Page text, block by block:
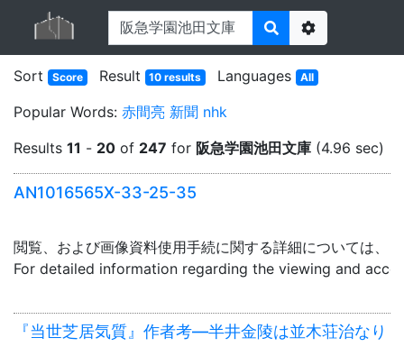
Options
Sort
Score Result 10 results Languages All
Popular Words: 赤間亮 新聞 nhk
Results 11 - 20 of 247 for 阪急学園池田文庫 (4.96 sec)
AN1016565X-33-25-35
閲覧、および画像資料使用手続に関する詳細については、「
For detailed information regarding the viewing and
『当世芝居気質』作者考―半井金陵は並木荘治なり